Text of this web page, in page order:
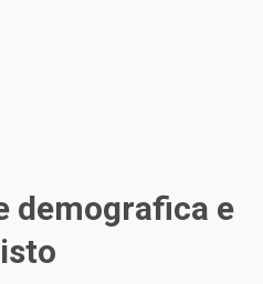
demografica e